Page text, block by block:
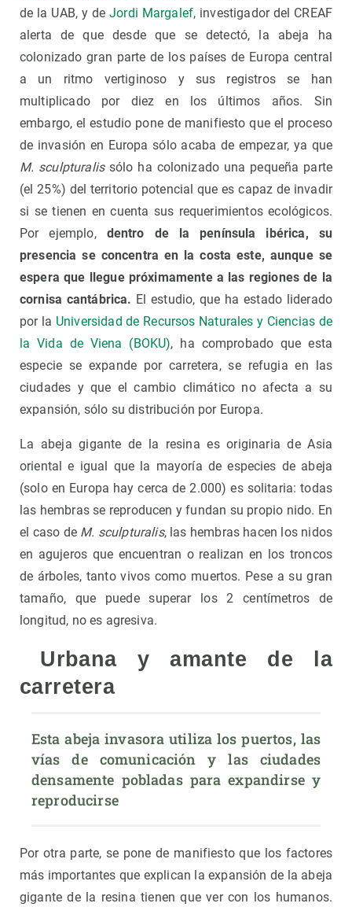
de la UAB, y deJordi Margalef, investigador del CREAF
alerta de que desde que se detectó, la abeja ha
colonizado gran parte de los países de Europa central
a un ritmo vertiginoso y sus registros se han
multiplicado por diez en los últimos años. Sin
embargo, el estudio pone de manifiesto que el proceso
de invasión en Europa sólo acaba de empezar, ya que
M. sculpturalissólo ha colonizado una pequeña parte
(el 25%) del territorio potencial que es capaz de invadir
si se tienen en cuenta sus requerimientos ecológicos.
Por ejemplo, dentro de la península ibérica, su
presencia se concentra en la costa este, aunque se
espera que llegue próximamente a las regiones de la
cornisa cantábrica. El estudio, que ha estado liderado
por la Universidad de Recursos Naturales y Ciencias de
la Vida de Viena (BOKU), ha comprobado que esta
especie se expande por carretera, se refugia en las
ciudades y que el cambio climático no afecta a su
expansión, sólo su distribución por Europa.
La abeja gigante de la resina es originaria de Asia
oriental e igual que la mayoría de especies de abeja
(solo en Europa hay cerca de 2.000) es solitaria: todas
las hembras se reproducen y fundan su propio nido. En
el caso de M. sculpturalis, las hembras hacen los nidos
en agujeros que encuentran o realizan en los troncos
de árboles, tanto vivos como muertos. Pese a su gran
tamaño, que puede superar los 2 centímetros de
longitud, no es agresiva.
Urbana y amante de la
carretera
Esta abeja invasora utiliza los puertos, las
vías de comunicación y las ciudades
densamente pobladas para expandirse y
reproducirse
Por otra parte, se pone de manifiesto que los factores
más importantes que explican la expansión de la abeja
gigante de la resina tienen que ver con los humanos.